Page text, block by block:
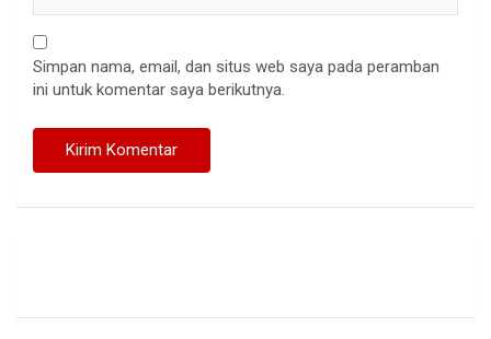
Simpan nama, email, dan situs web saya pada peramban
ini untuk komentar saya berikutnya.